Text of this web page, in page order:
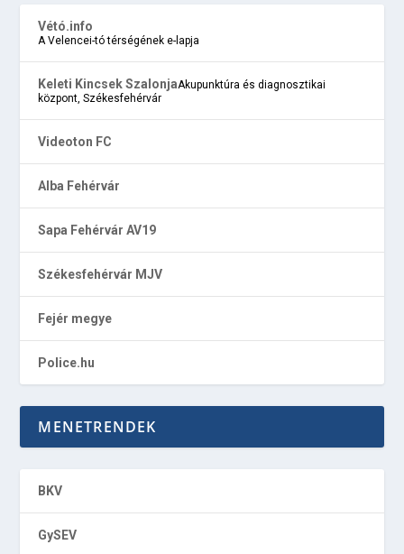
Vétó.info
A Velencei-tó térségének e-lapja
Keleti Kincsek SzalonjaAkupunktúra és diagnosztikai
központ, Székesfehérvár
Videoton FC
Alba Fehérvár
Sapa Fehérvár AV19
Székesfehérvár MJV
Fejér megye
Police.hu
MENETRENDEK
BKV
GySEV